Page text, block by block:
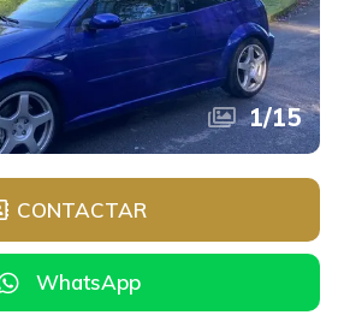
1/15
CONTACTAR
WhatsApp